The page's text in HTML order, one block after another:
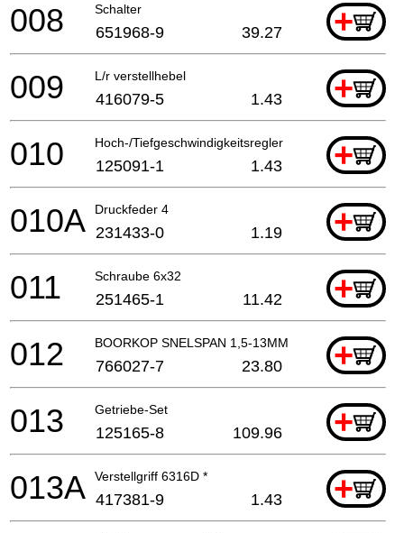
Schalter +
008 651968-9 39.27
L/r verstellhebel +
009 416079-5 1.43
Hoch-/Tiefgeschwindigkeitsregler +
010 125091-1 1.43
Druckfeder 4 +
010A 231433-0 1.19
Schraube 6x32 +
011 251465-1 11.42
BOORKOP SNELSPAN 1,5-13MM +
012 766027-7 23.80
Getriebe-Set +
013 125165-8 109.96
Verstellgriff 6316D * +
013A 417381-9 1.43